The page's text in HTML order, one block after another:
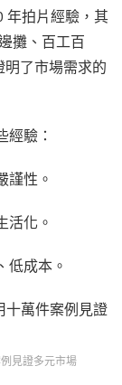
年拍片經驗，其
攤、百工百
了市場需求的
驗：
謹性。
活化。
低成本。
見證多元市場